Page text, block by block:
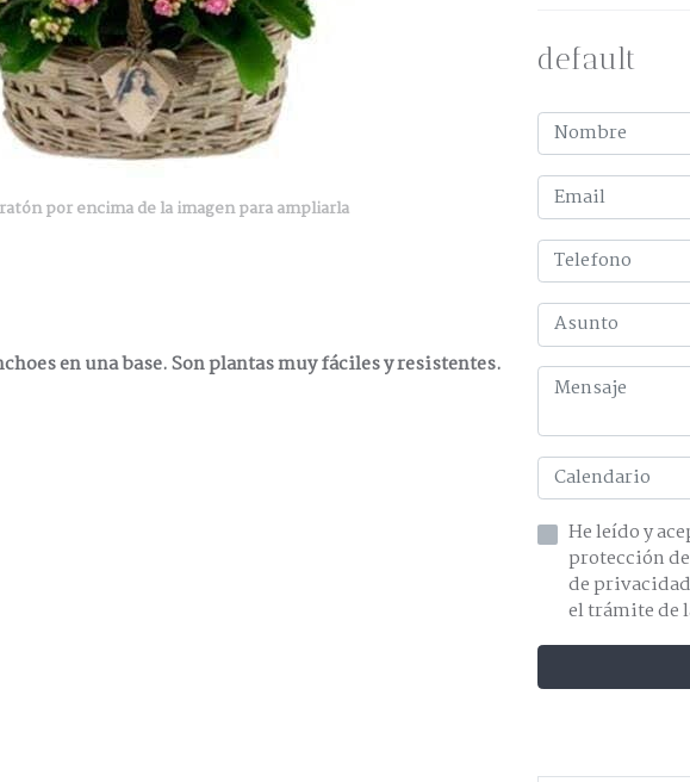
por encima de la imagen para ampliarla
en una base. Son plantas muy fáciles y resistentes.
default
He leído y acepto la información
de privacidad y acepto el tratamiento de mis datos para
el trámite de